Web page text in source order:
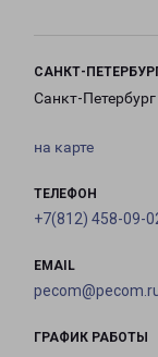
САНКТ-
Санкт-
на карте
ТЕЛЕФОН
+7(812) 458-09-
EMAIL
ГРАФИК РАБОТЫ